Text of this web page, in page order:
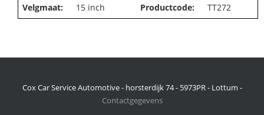
Velgmaat:
15 inch Productcode: TT272
Cox Car Service Automotive - horsterdijk 74 - 5973PR - Lottum -
Contactgegevens